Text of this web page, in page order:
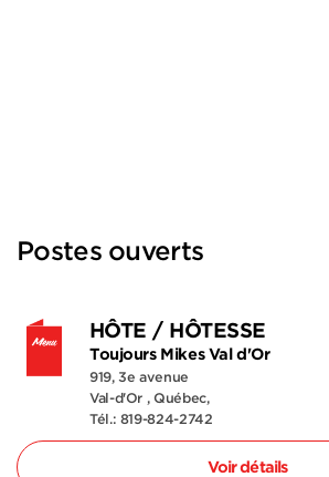
Postes ouverts
HÔTE / HÔTESSE
Toujours Mikes Val d'Or
919, 3e avenue
Val-d'Or , Québec,
Tél.: 819-824-2742
Voir détails